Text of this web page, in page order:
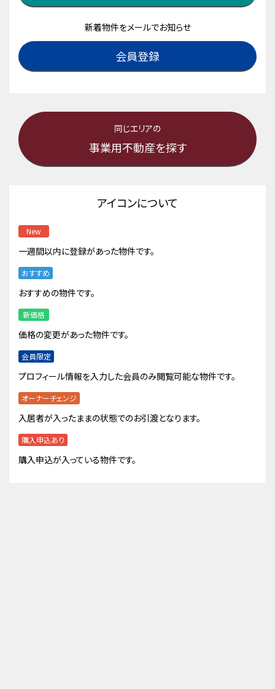
新着物件をメールでお知らせ
会員登録
同じエリアの
事業用不動産を探す
アイコンについて
New
一週間以内に登録があった物件です。
おすすめ
おすすめの物件です。
新価格
価格の変更があった物件です。
会員限定
プロフィール情報を入力した会員のみ閲覧可能な物件です。
オーナーチェンジ
入居者が入ったままの状態でのお引渡となります。
購入申込あり
購入申込が入っている物件です。